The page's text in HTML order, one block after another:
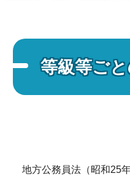
等級等ご
地方公務員法（昭和25